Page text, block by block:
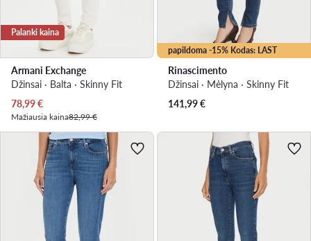
Palanki kaina
Armani Exchange
Džinsai · Balta · Skinny Fit
Dabartinė kaina
78,99€
Mažiausia kaina82,99 €
papildoma -15% Kodas: LAST
Rinascimento
Džinsai · Mėlyna · Skinny Fit
141,99€